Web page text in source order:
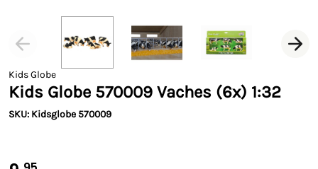
Kids Globe
Kids Globe 570009 Vaches (6x) 1:32
SKU: Kidsglobe 570009